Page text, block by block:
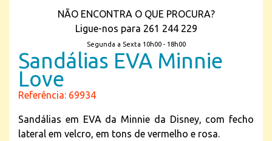
NÃO ENCONTRA O QUE PROCURA?
Ligue-nos para 261 244 229
Segunda a Sexta 10h00 - 18h00
Sandálias EVA Minnie
Love
Referência: 69934
Sandálias em EVA da Minnie da Disney, com fecho
lateral em velcro, em tons de vermelho e rosa.